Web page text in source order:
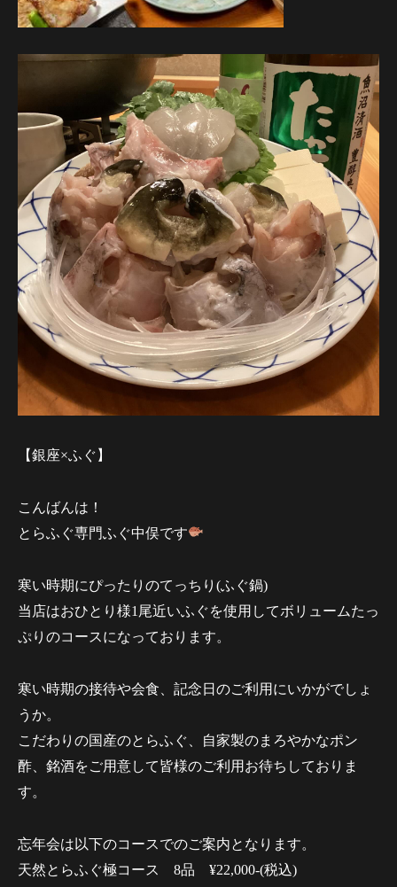
【銀座×ふぐ】
こんばんは！
とらふぐ専門ふぐ中俣です
寒い時期にぴったりのてっちり(ふぐ鍋)
当店はおひとり様1尾近いふぐを使用してボリュームたっ
ぷりのコースになっております。
寒い時期の接待や会食、記念日のご利用にいかがでしょ
うか。
こだわりの国産のとらふぐ、自家製のまろやかなポン
酢、銘酒をご用意して皆様のご利用お待ちしておりま
す。
忘年会は以下のコースでのご案内となります。
天然とらふぐ極コース 8品 ¥22,000-(税込)